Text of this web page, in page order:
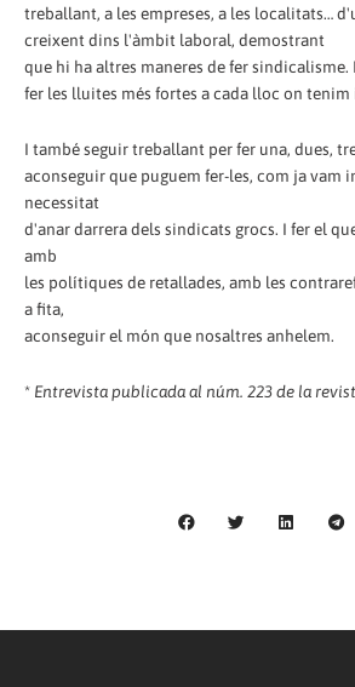
treballant, a les empreses, a les localitats…
creixent dins l'àmbit laboral, demostrant
que hi ha altres maneres de fer sindicalisme.
fer les lluites més fortes a cada lloc on
I també seguir treballant per fer una, dues,
aconseguir que puguem fer-les, com ja vam
necessitat
d'anar darrera dels sindicats grocs. I fer el
amb
les polítiques de retallades, amb les
a fita,
aconseguir el món que nosaltres anhelem.
* Entrevista publicada al núm. 223 de la